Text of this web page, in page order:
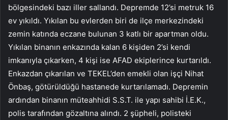
bölgesindeki bazı iller sallandı. Depremde 12’si metruk 16
ev yıkıldı. Yıkılan bu evlerden biri de ilçe merkezindeki
zemin katında eczane bulunan 3 katlı bir apartman oldu.
Yıkılan binanın enkazında kalan 6 kişiden 2’si kendi
imkanıyla çıkarken, 4 kişi ise AFAD ekiplerince kurtarıldı.
Enkazdan çıkarılan ve TEKEL’den emekli olan işçi Nihat
Önbaş, götürüldüğü hastanede kurtarılamadı. Depremin
ardından binanın müteahhidi S.S.T. ile yapı sahibi İ.E.K.,
polis tarafından gözaltına alındı. 2 şüpheli, polisteki